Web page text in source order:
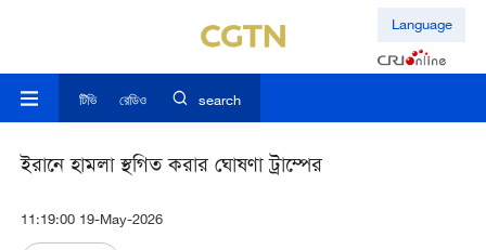
Language
টিভি রেডিও search
ইরানে হামলা স্থগিত করার ঘোষণা ট্রাম্পের
11:19:00 19-May-2026